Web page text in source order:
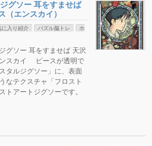
グソー 耳をすませば
（エンスカイ）
に入り紹介 パズル脳トレ
ホ
グソー 耳をすませば 天沢
スカイ ピースが透明で
タルジグソー」に、表面
なテクスチャ「フロスト
トアートジグソーです。